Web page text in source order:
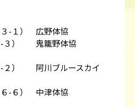
-１） 広野体協
３） 鬼籠野体協
） 阿川ブルースカイ
-６） 中津体協